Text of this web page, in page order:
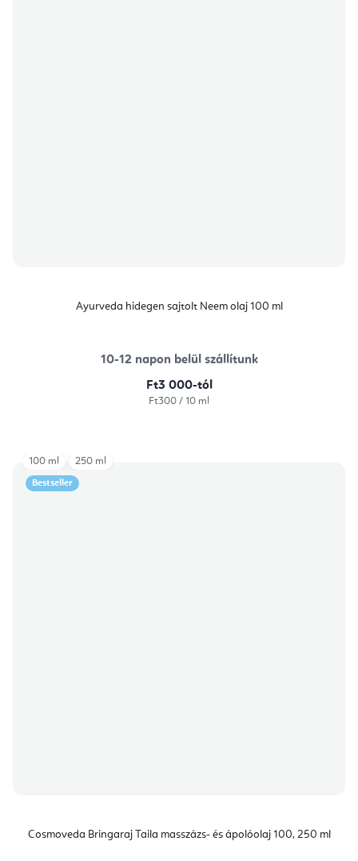
Ayurveda hidegen sajtolt Neem olaj 100 ml
10-12 napon belül szállítunk
Ft3 000-tól
Egységár:
Ft300 / 10 ml
Bestseller
Cosmoveda Bringaraj Taila masszázs- és ápolóolaj 100, 250 ml
100 ml 250 ml